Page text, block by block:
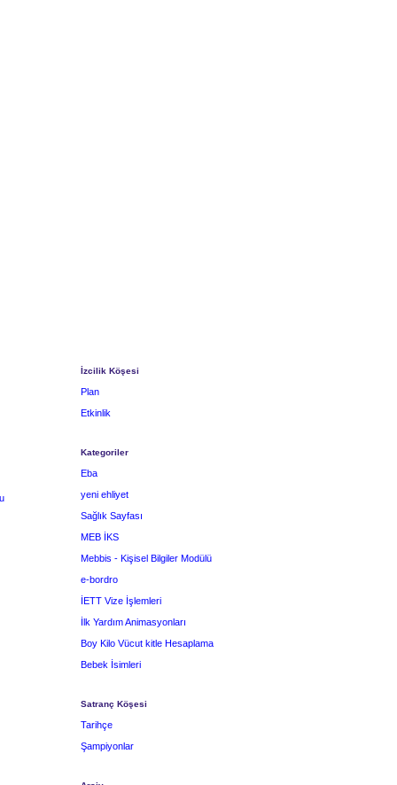
İzcilik Köşesi
Plan
Etkinlik
Kategoriler
Eba
yeni ehliyet
Sağlık Sayfası
MEB İKS
Mebbis - Kişisel Bilgiler Modülü
e-bordro
İETT Vize İşlemleri
İlk Yardım Animasyonları
Boy Kilo Vücut kitle Hesaplama
Bebek İsimleri
Satranç Köşesi
Tarihçe
Şampiyonlar